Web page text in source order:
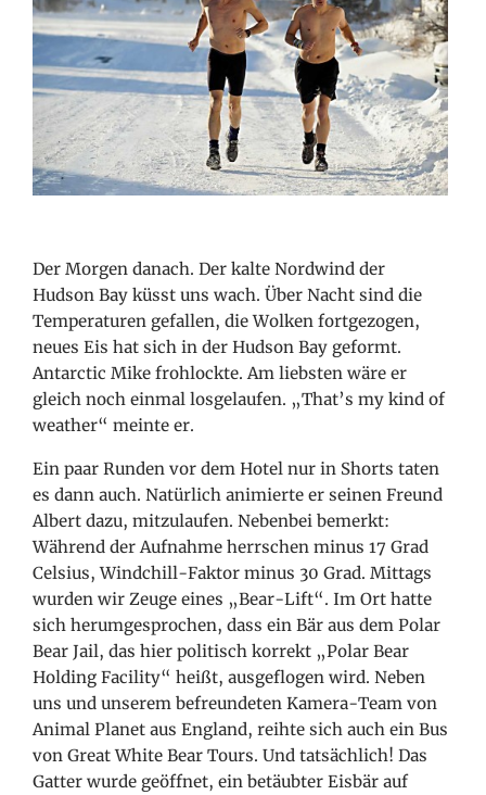
Der Morgen danach. Der kalte Nordwind der
Hudson Bay küsst uns wach. Über Nacht sind die
Temperaturen gefallen, die Wolken fortgezogen,
neues Eis hat sich in der Hudson Bay geformt.
Antarctic Mike frohlockte. Am liebsten wäre er
gleich noch einmal losgelaufen. „That’s my kind of
weather“ meinte er.
Ein paar Runden vor dem Hotel nur in Shorts taten
es dann auch. Natürlich animierte er seinen Freund
Albert dazu, mitzulaufen. Nebenbei bemerkt:
Während der Aufnahme herrschen minus 17 Grad
Celsius, Windchill-Faktor minus 30 Grad. Mittags
wurden wir Zeuge eines „Bear-Lift“. Im Ort hatte
sich herumgesprochen, dass ein Bär aus dem Polar
Bear Jail, das hier politisch korrekt „Polar Bear
Holding Facility“ heißt, ausgeflogen wird. Neben
uns und unserem befreundeten Kamera-Team von
Animal Planet aus England, reihte sich auch ein Bus
von Great White Bear Tours. Und tatsächlich! Das
Gatter wurde geöffnet, ein betäubter Eisbär auf